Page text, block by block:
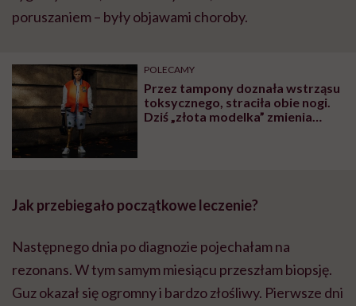
poruszaniem – były objawami choroby.
POLECAMY
Przez tampony doznała wstrząsu
toksycznego, straciła obie nogi.
Dziś „złota modelka” zmienia
Jak przebiegało początkowe leczenie?
Następnego dnia po diagnozie pojechałam na
rezonans. W tym samym miesiącu przeszłam biopsję.
Guz okazał się ogromny i bardzo złośliwy. Pierwsze dni